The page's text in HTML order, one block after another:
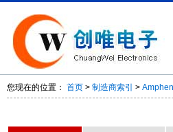
您现在的位置： 首页 > 制造商索引 >